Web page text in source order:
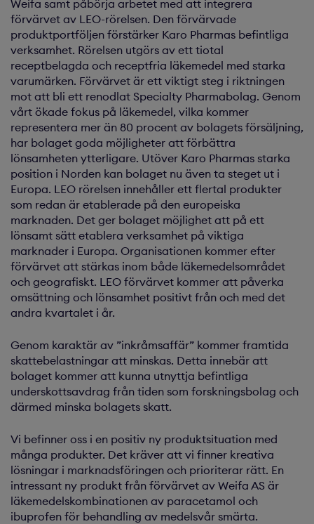
Weifa samt påbörja arbetet med att integrera
förvärvet av LEO-rörelsen. Den förvärvade
produktportföljen förstärker Karo Pharmas befintliga
verksamhet. Rörelsen utgörs av ett tiotal
receptbelagda och receptfria läkemedel med starka
varumärken. Förvärvet är ett viktigt steg i riktningen
mot att bli ett renodlat Specialty Pharmabolag. Genom
vårt ökade fokus på läkemedel, vilka kommer
representera mer än 80 procent av bolagets försäljning,
har bolaget goda möjligheter att förbättra
lönsamheten ytterligare. Utöver Karo Pharmas starka
position i Norden kan bolaget nu även ta steget ut i
Europa. LEO rörelsen innehåller ett flertal produkter
som redan är etablerade på den europeiska
marknaden. Det ger bolaget möjlighet att på ett
lönsamt sätt etablera verksamhet på viktiga
marknader i Europa. Organisationen kommer efter
förvärvet att stärkas inom både läkemedelsområdet
och geografiskt. LEO förvärvet kommer att påverka
omsättning och lönsamhet positivt från och med det
andra kvartalet i år.
Genom karaktär av ”inkråmsaffär” kommer framtida
skattebelastningar att minskas. Detta innebär att
bolaget kommer att kunna utnyttja befintliga
underskottsavdrag från tiden som forskningsbolag och
därmed minska bolagets skatt.
Vi befinner oss i en positiv ny produktsituation med
många produkter. Det kräver att vi finner kreativa
lösningar i marknadsföringen och prioriterar rätt. En
intressant ny produkt från förvärvet av Weifa AS är
läkemedelskombinationen av paracetamol och
ibuprofen för behandling av medelsvår smärta.